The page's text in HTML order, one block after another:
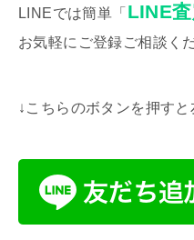
LINEでは簡単「 LINE
お気軽にご登録ご相談く
↓こちらのボタンを押す